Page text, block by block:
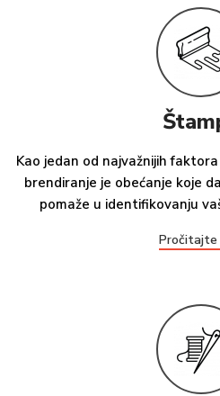
Kao jedan od najvažnijih
brendiranje je obećanje koje
pomaže u identifikovanju
Pročitajte